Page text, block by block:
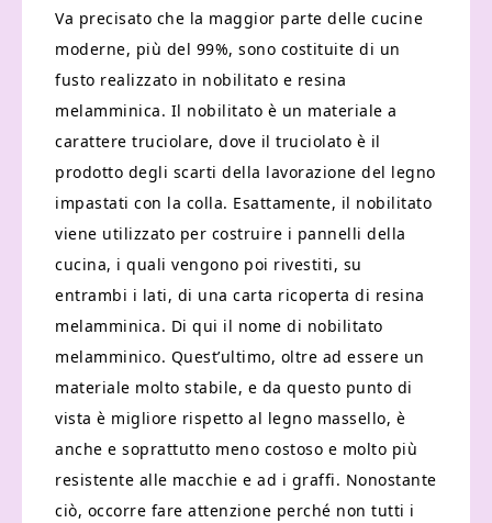
Va precisato che la maggior parte delle cucine
moderne, più del 99%, sono costituite di un
fusto realizzato in nobilitato e resina
melamminica. Il nobilitato è un materiale a
carattere truciolare, dove il truciolato è il
prodotto degli scarti della lavorazione del legno
impastati con la colla. Esattamente, il nobilitato
viene utilizzato per costruire i pannelli della
cucina, i quali vengono poi rivestiti, su
entrambi i lati, di una carta ricoperta di resina
melamminica. Di qui il nome di nobilitato
melamminico. Quest’ultimo, oltre ad essere un
materiale molto stabile, e da questo punto di
vista è migliore rispetto al legno massello, è
anche e soprattutto meno costoso e molto più
resistente alle macchie e ad i graffi. Nonostante
ciò, occorre fare attenzione perché non tutti i